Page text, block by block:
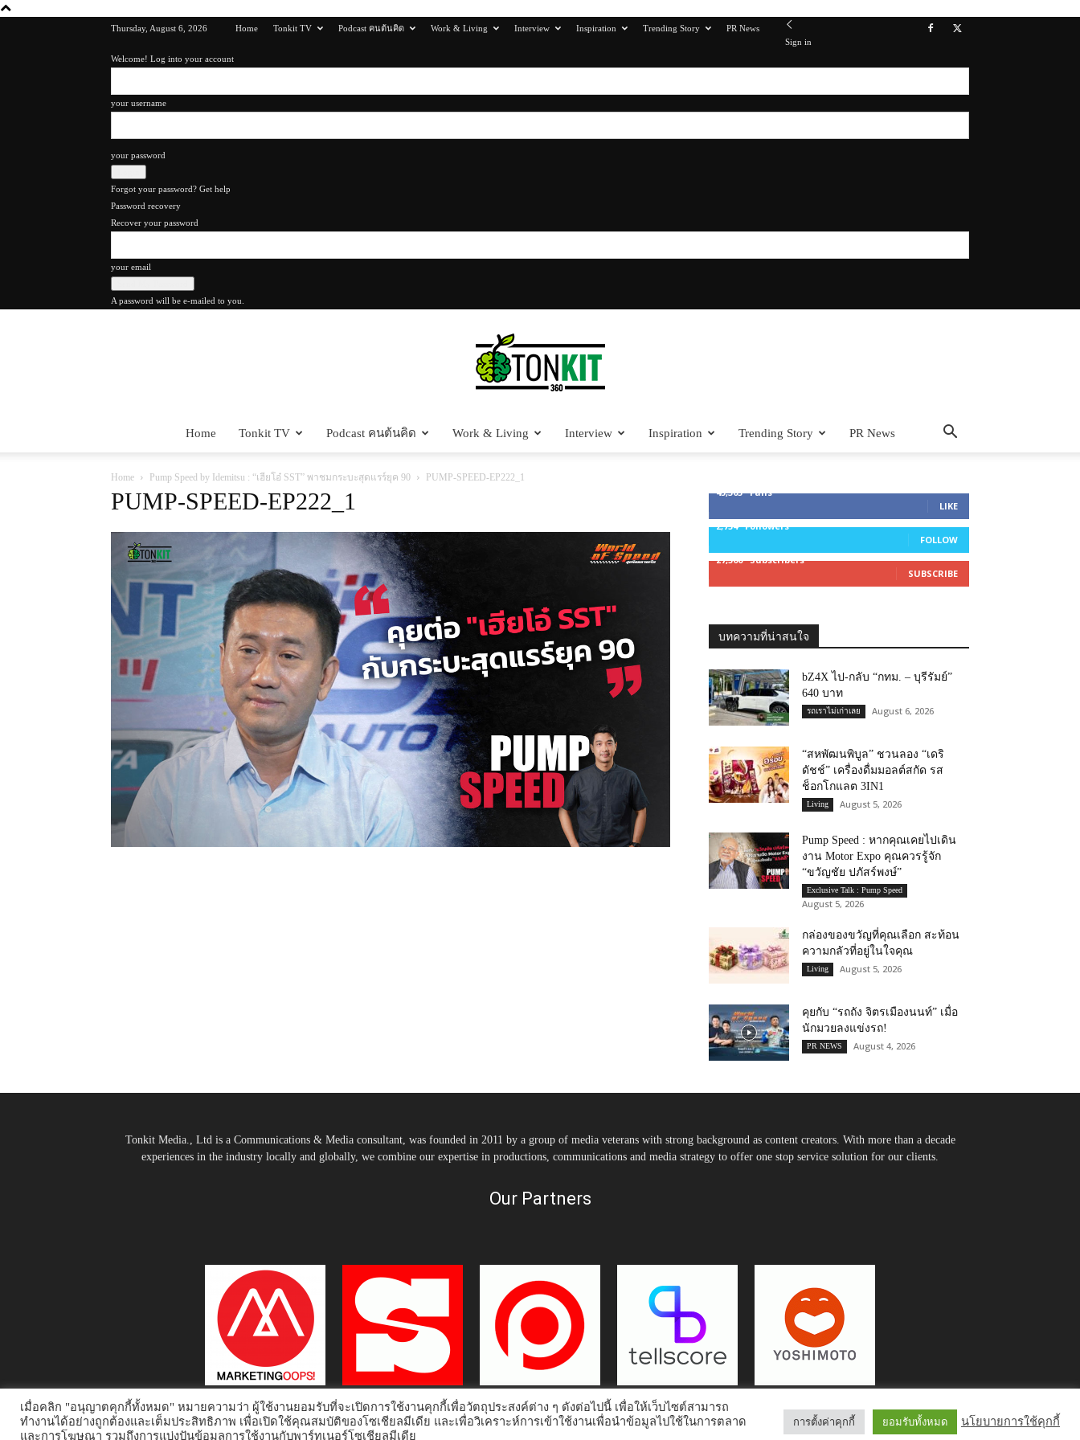
Thursday, August 6, 2026 Home Tonkit TV Podcast คนต้นคิด Work & Living Interview Inspiration Trending Story
PR News
Sign in
Welcome! Log into your account
your username
your password
Forgot your password? Get help
Password recovery
Recover your password
your email
A password will be e-mailed to you.
Home Tonkit TV Podcast คนต้นคิด Work & Living Interview Inspiration Trending Story PR News
Home Pump Speed by Idemitsu : “เฮียโอ๋ SST” พาชมกระบะสุดแรร์ยุค 90 PUMP-SPEED-EP222_1
PUMP-SPEED-EP222_1 45,305 Fans
LIKE
2,754
Followers
FOLLOW
27,500 Subscribers
SUBSCRIBE
บทความที่น่าสนใจ
bZ4X ไป-กลับ “กทม. – บุรีรัมย์”
640 บาท
รถเราไม่เก่าเลย August 6, 2026
“สหพัฒนพิบูล” ชวนลอง “เดริ
ดัชช์” เครื่องดื่มมอลต์สกัด รส
ช็อกโกแลต 3IN1
Living August 5, 2026
Pump Speed : หากคุณเคยไปเดิน
งาน Motor Expo คุณควรรู้จัก
“ขวัญชัย ปภัสร์พงษ์”
Exclusive Talk : Pump Speed
August 5, 2026
กล่องของขวัญที่คุณเลือก สะท้อน
ความกลัวที่อยู่ในใจคุณ
Living August 5, 2026
คุยกับ “รถถัง จิตรเมืองนนท์” เมื่อ
นักมวยลงแข่งรถ!
PR NEWS August 4, 2026
Tonkit Media., Ltd is a Communications & Media consultant, was founded in 2011 by a group of media veterans with strong background as content creators. With more than a decade
experiences in the industry locally and globally, we combine our expertise in productions, communications and media strategy to offer one stop service solution for our clients.
Our Partners
เมื่อคลิก "อนุญาตคุกกี้ทั้งหมด" หมายความว่า ผู้ใช้งานยอมรับที่จะเปิดการใช้งานคุกกี้เพื่อวัตถุประสงค์ต่าง ๆ ดังต่อไปนี้ เพื่อให้เว็บไซต์สามารถ
ทำงานได้อย่างถูกต้องและเต็มประสิทธิภาพ เพื่อเปิดใช้คุณสมบัติของโซเชียลมีเดีย และเพื่อวิเคราะห์การเข้าใช้งานเพื่อนำข้อมูลไปใช้ในการตลาด
และการโฆษณา รวมถึงการแบ่งปันข้อมูลการใช้งานกับพาร์ทเนอร์โซเชียลมีเดีย
การตั้งค่าคุกกี้ ยอมรับทั้งหมด นโยบายการใช้คุกกี้